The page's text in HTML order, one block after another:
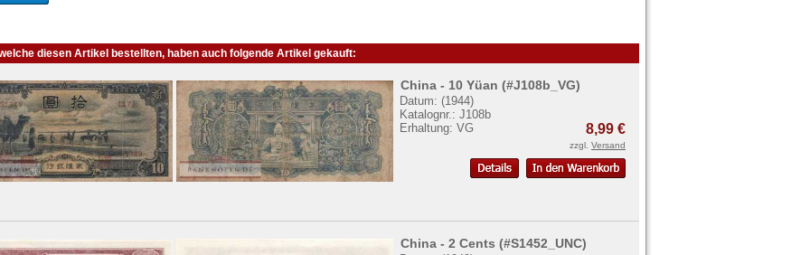
diesen Artikel bestellten, haben auch folgende Artikel gekauft:
China - 10 Yüan (#J108b_VG)
Datum: (1944)
Katalognr.: J108b
Erhaltung: VG
8,99 €
zzgl. Versand
China - 2 Cents (#S1452_UNC)